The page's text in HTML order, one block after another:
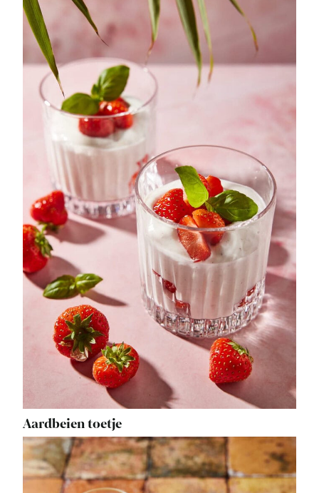
Aardbeien toetje